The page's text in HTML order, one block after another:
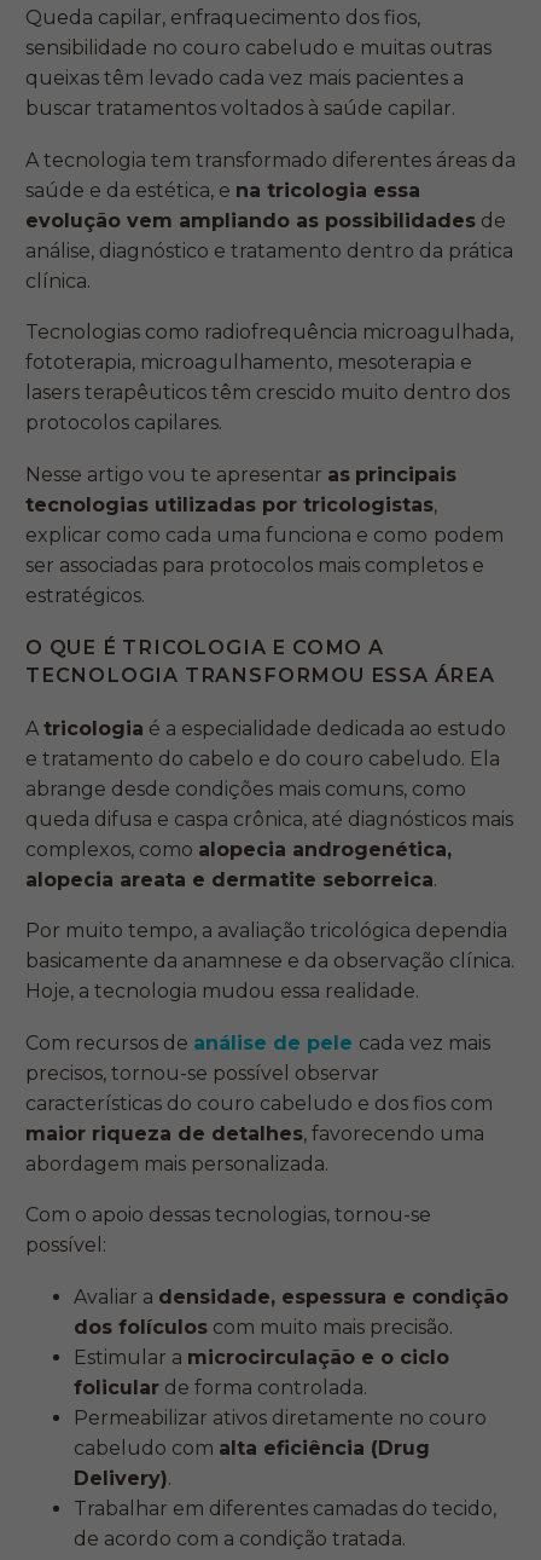
Queda capilar, enfraquecimento dos fios,
sensibilidade no couro cabeludo e muitas outras
queixas têm levado cada vez mais pacientes a
buscar tratamentos voltados à saúde capilar.
A tecnologia tem transformado diferentes áreas da
saúde e da estética, e na tricologia essa
evolução vem ampliando as possibilidades de
análise, diagnóstico e tratamento dentro da prática
clínica.
Tecnologias como radiofrequência microagulhada,
fototerapia, microagulhamento, mesoterapia e
lasers terapêuticos têm crescido muito dentro dos
protocolos capilares.
Nesse artigo vou te apresentar as principais
tecnologias utilizadas por tricologistas,
explicar como cada uma funciona e como podem
ser associadas para protocolos mais completos e
estratégicos.
O QUE É TRICOLOGIA E COMO A
TECNOLOGIA TRANSFORMOU ESSA ÁREA
A tricologia é a especialidade dedicada ao estudo
e tratamento do cabelo e do couro cabeludo. Ela
abrange desde condições mais comuns, como
queda difusa e caspa crônica, até diagnósticos mais
complexos, como alopecia androgenética,
alopecia areata e dermatite seborreica.
Por muito tempo, a avaliação tricológica dependia
basicamente da anamnese e da observação clínica.
Hoje, a tecnologia mudou essa realidade.
Com recursos de análise de pele cada vez mais
precisos, tornou-se possível observar
características do couro cabeludo e dos fios com
maior riqueza de detalhes, favorecendo uma
abordagem mais personalizada.
Com o apoio dessas tecnologias, tornou-se
possível:
Avaliar a densidade, espessura e condição
dos folículos com muito mais precisão.
Estimular a microcirculação e o ciclo
folicular de forma controlada.
Permeabilizar ativos diretamente no couro
cabeludo com alta eficiência (Drug
Delivery).
Trabalhar em diferentes camadas do tecido,
de acordo com a condição tratada.